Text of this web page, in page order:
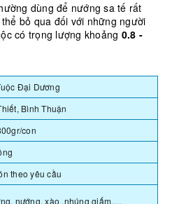
dùng để nướng sa tế rất
bỏ qua đối với những người
có trọng lượng khoảng 0.8 -
Đại Dương
Bình Thuận
con
theo yêu cầu
nướng, xào ,nhúng giấm,…